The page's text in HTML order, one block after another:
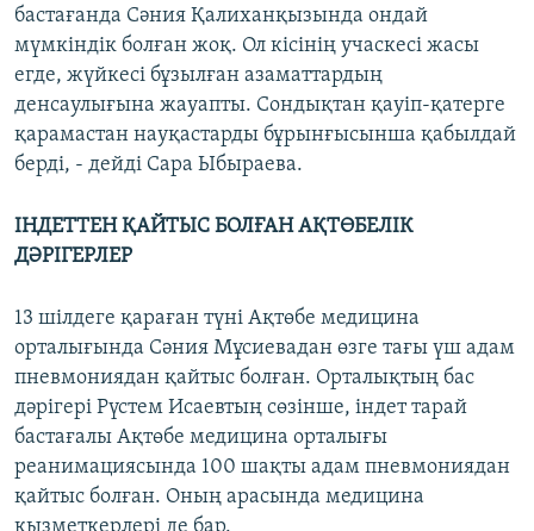
бастағанда Сәния Қалиханқызында ондай
мүмкіндік болған жоқ. Ол кісінің учаскесі жасы
егде, жүйкесі бұзылған азаматтардың
денсаулығына жауапты. Сондықтан қауіп-қатерге
қарамастан науқастарды бұрынғысынша қабылдай
берді, - дейді Сара Ыбыраева.
ІНДЕТТЕН ҚАЙТЫС БОЛҒАН АҚТӨБЕЛІК
ДӘРІГЕРЛЕР
13 шілдеге қараған түні Ақтөбе медицина
орталығында Сәния Мұсиевадан өзге тағы үш адам
пневмониядан қайтыс болған. Орталықтың бас
дәрігері Рүстем Исаевтың сөзінше, індет тарай
бастағалы Ақтөбе медицина орталығы
реанимациясында 100 шақты адам пневмониядан
қайтыс болған. Оның арасында медицина